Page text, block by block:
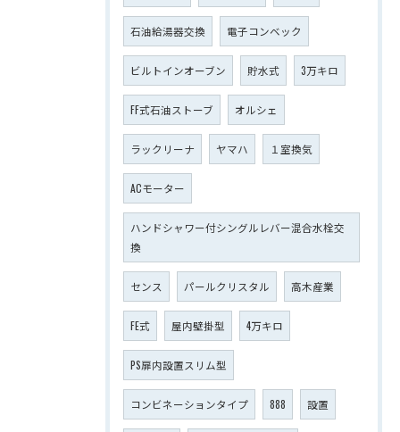
石油給湯器交換 電子コンベック
ビルトインオーブン 貯水式 3万キロ
FF式石油ストーブ オルシェ
ラックリーナ ヤマハ １室換気
ACモーター
ハンドシャワー付シングルレバー混合水栓交
換
センス パールクリスタル 高木産業
FE式 屋内壁掛型 4万キロ
PS扉内設置スリム型
コンビネーションタイプ 888 設置